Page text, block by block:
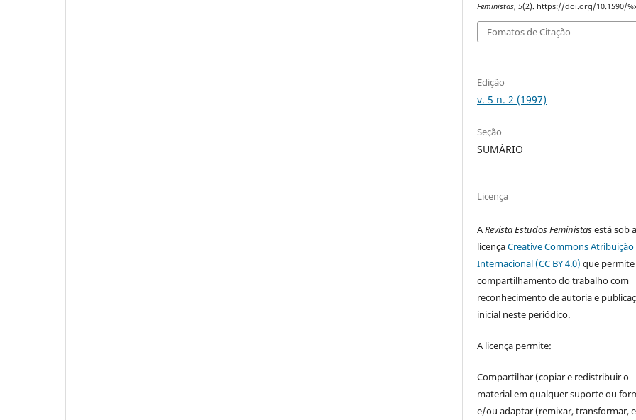
Feministas,5(2). https://doi.org/10.1590/
Fomatos de Citação
Edição
v. 5 n. 2 (1997)
Seção
SUMÁRIO
Licença
ARevista Estudos Feministasestá sob a
licençaCreative Commons Atribuição
Internacional (CC BY 4.0) que
compartilhamento do trabalho com
reconhecimento de autoria e
inicial neste periódico.
A licença permite:
Compartilhar (copiar e redistribuir o
material em qualquer suporte ou
e/ou adaptar (remixar, transformar,